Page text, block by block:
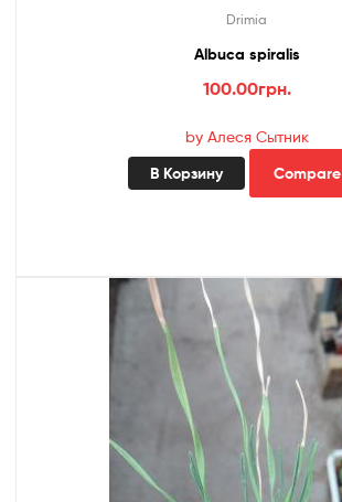
Drimia
Albuca spiralis
100.00грн.
by Алеся Сытник
В Корзину Compare